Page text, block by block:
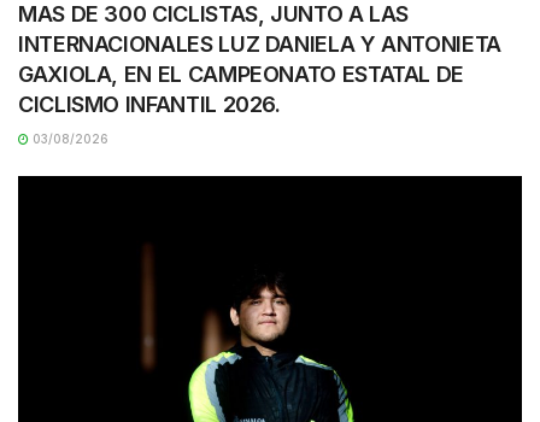
MAS DE 300 CICLISTAS, JUNTO A LAS
INTERNACIONALES LUZ DANIELA Y ANTONIETA
GAXIOLA, EN EL CAMPEONATO ESTATAL DE
CICLISMO INFANTIL 2026.
03/08/2026